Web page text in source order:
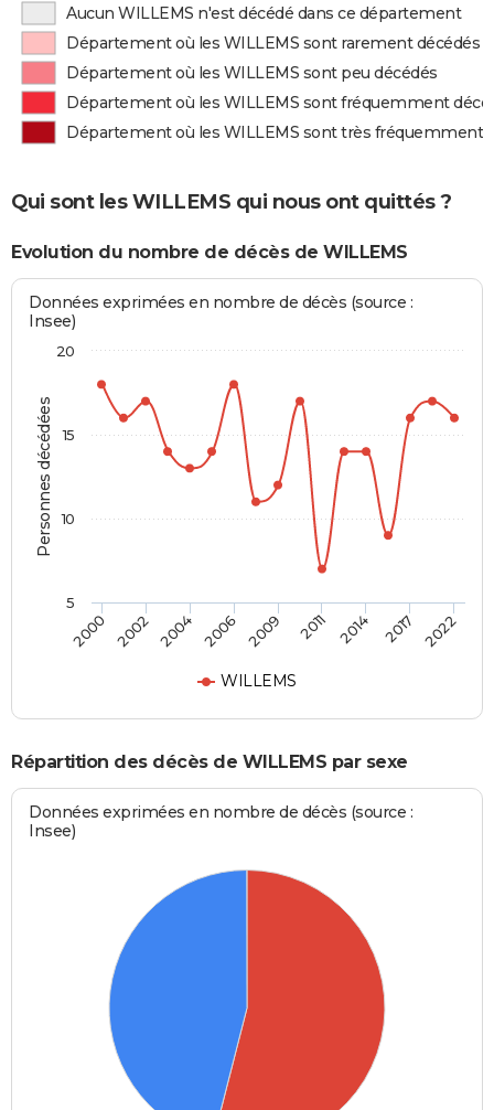
Aucun WILLEMS n'est décédé dans ce département
Département où les WILLEMS sont rarement décédés
Département où les WILLEMS sont peu décédés
Département où les WILLEMS sont fréquemment
Département où les WILLEMS sont très fréquemment
Qui sont les WILLEMS qui nous ont quittés ?
Evolution du nombre de décès de WILLEMS
Personnes décédées
Données exprimées en nombre de décès (source :
Insee)
WILLEMS
2000 2002 2004 2006 2009 2011 2014 2017 2022
5
10
15
20
Répartition des décès de WILLEMS par sexe
Données exprimées en nombre de décès (source :
Insee)